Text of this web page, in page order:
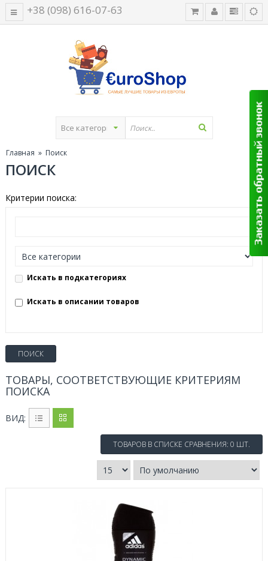
+38 (098) 616-07-63
Главная » Поиск
ПОИСК
Критерии поиска:
Искать в подкатегориях
Искать в описании товаров
ТОВАРЫ, СООТВЕТСТВУЮЩИЕ КРИТЕРИЯМ
ПОИСКА
ВИД:
ТОВАРОВ В СПИСКЕ СРАВНЕНИЯ: 0 ШТ.